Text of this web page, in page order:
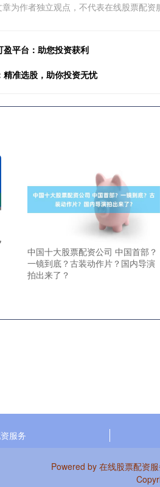
章为作者独立观点，不代表在线股票配
平台：助您投资获利
准选股，助你投资无忧
中国十大股票配资公司 中国首部？
一镜到底？古装动作片？国内导演
拍出来了？
服务
Powered by 在线股票配资